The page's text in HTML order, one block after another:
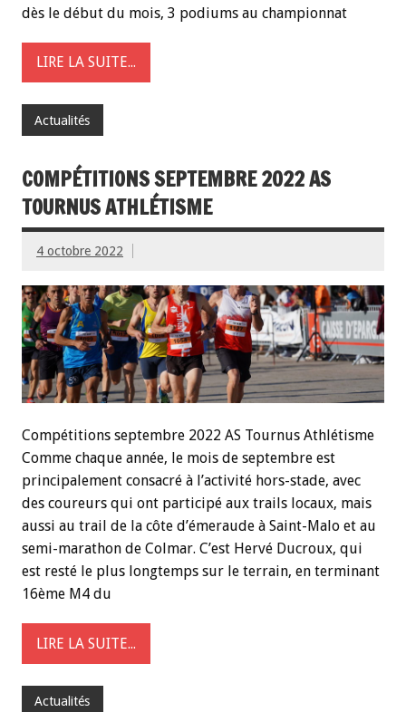
dès le début du mois, 3 podiums au championnat
LIRE LA SUITE...
Actualités
COMPÉTITIONS SEPTEMBRE 2022 AS
TOURNUS ATHLÉTISME
4 octobre 2022
Compétitions septembre 2022 AS Tournus Athlétisme
Comme chaque année, le mois de septembre est
principalement consacré à l’activité hors-stade, avec
des coureurs qui ont participé aux trails locaux, mais
aussi au trail de la côte d’émeraude à Saint-Malo et au
semi-marathon de Colmar. C’est Hervé Ducroux, qui
est resté le plus longtemps sur le terrain, en terminant
16ème M4 du
LIRE LA SUITE...
Actualités